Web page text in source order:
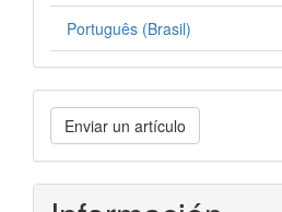
Português (Brasil)
Enviar
un
artículo
Enviar un artículo